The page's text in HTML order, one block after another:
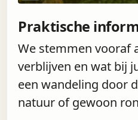
Praktische
We stemmen vooraf
verblijven en wat bij
een wandeling door
natuur of gewoon